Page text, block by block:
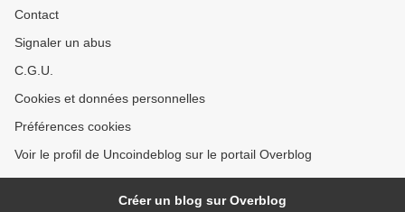
Contact
Signaler un abus
C.G.U.
Cookies et données personnelles
Préférences cookies
Voir le profil de Uncoindeblog sur le portail Overblog
Créer un blog sur Overblog